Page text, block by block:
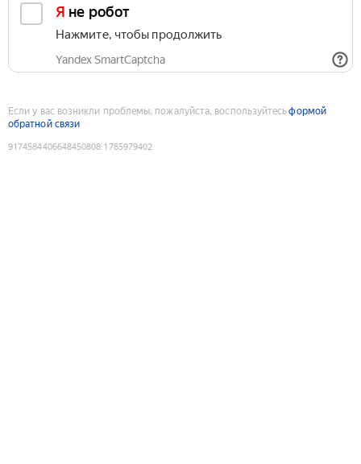
Я не робот
Нажмите, чтобы продолжить
Yandex SmartCaptcha
Если у вас возникли проблемы, пожалуйста, воспользуйтесьформой
обратной связи
9174584406648450808:1785979402